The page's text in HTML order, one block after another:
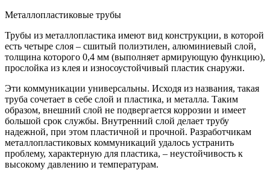
Металлопластиковые трубы
Трубы из металлопластика имеют вид конструкции, в которой
есть четыре слоя – сшитый полиэтилен, алюминиевый слой,
толщина которого 0,4 мм (выполняет армирующую функцию),
прослойка из клея и износоустойчивый пластик снаружи.
Эти коммуникации универсальны. Исходя из названия, такая
труба сочетает в себе слой и пластика, и металла. Таким
образом, внешний слой не подвергается коррозии и имеет
большой срок службы. Внутренний слой делает трубу
надежной, при этом пластичной и прочной. Разработчикам
металлопластиковых коммуникаций удалось устранить
проблему, характерную для пластика, – неустойчивость к
высокому давлению и температурам.